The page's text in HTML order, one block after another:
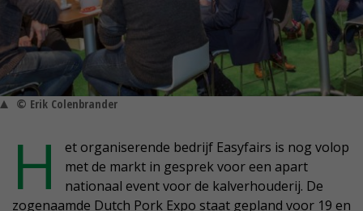
© Erik Colenbrander
H
et organiserende bedrijf Easyfairs is nog volop
met de markt in gesprek voor een apart
nationaal event voor de kalverhouderij. De
zogenaamde Dutch Pork Expo staat gepland voor 19 en